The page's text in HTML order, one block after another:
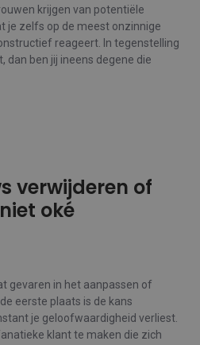
krijgen van potentiële
je zelfs op de meest onzinnige
reageert. In tegenstelling
dan ben jij ineens degene die
verwijderen of
oké
gevaren in het aanpassen of
eerste plaats is de kans
je geloofwaardigheid verliest.
klant te maken die zich